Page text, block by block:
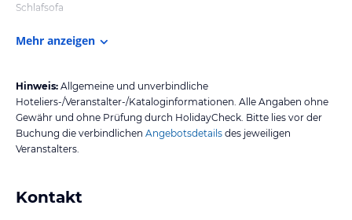
Schlafsofa
Mehr anzeigen
Hinweis: Allgemeine und unverbindliche
Hoteliers-/Veranstalter-/Kataloginformationen. Alle Angaben ohne
Gewähr und ohne Prüfung durch HolidayCheck. Bitte lies vor der
Buchung die verbindlichen Angebotsdetails des jeweiligen
Veranstalters.
Kontakt